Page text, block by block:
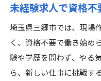
未経験求人で資格
埼玉県三郷市では、現場
く、資格不要で働き始め
験や学歴を問わず、やる
ら、新しい仕事に挑戦す